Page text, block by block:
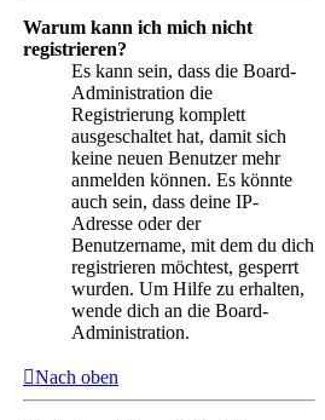
Warum kann ich mich nicht
registrieren?
Es kann sein, dass die Board-
Administration die
Registrierung komplett
ausgeschaltet hat, damit sich
keine neuen Benutzer mehr
anmelden können. Es könnte
auch sein, dass deine IP-
Adresse oder der
Benutzername, mit dem du dich
registrieren möchtest, gesperrt
wurden. Um Hilfe zu erhalten,
wende dich an die Board-
Administration.
Nach oben